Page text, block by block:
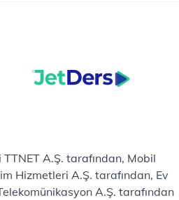
A.Ş. tarafından, Mobil
Hizmetleri A.Ş. tarafından, Ev
A.Ş. tarafından